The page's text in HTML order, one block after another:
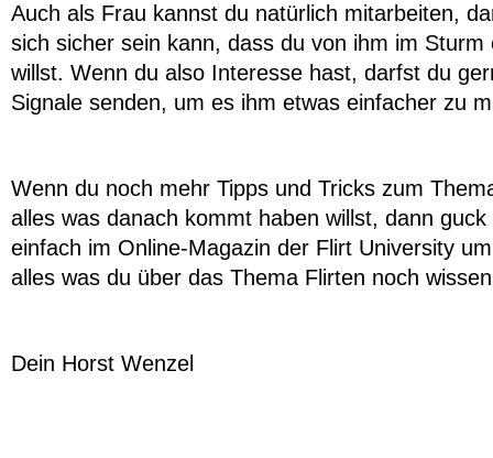
Auch als Frau kannst du natürlich mitarbeiten,
sich sicher sein kann, dass du von ihm im Sturm
willst. Wenn du also Interesse hast, darfst du
Signale senden, um es ihm etwas einfacher zu
Wenn du noch mehr Tipps und Tricks zum
alles was danach kommt haben willst, dann guck
einfach im Online-Magazin der Flirt University
alles was du über das Thema Flirten noch
Dein Horst Wenzel